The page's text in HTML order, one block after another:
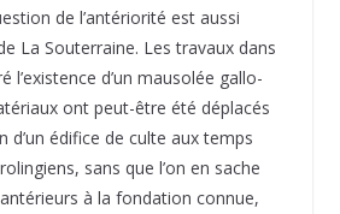
de l’antériorité est aussi
La Souterraine. Les travaux dans
l’existence d’un mausolée gallo-
ont peut-être été déplacés
d’un édifice de culte aux temps
sans que l’on en sache
à la fondation connue,